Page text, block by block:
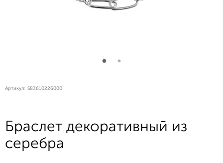
Артикул: S83610226000
Браслет декоративный из
серебра